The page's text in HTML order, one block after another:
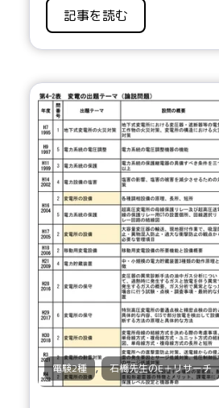
記事を読む
電験2種 , 石橋先生のE＋リサーチ